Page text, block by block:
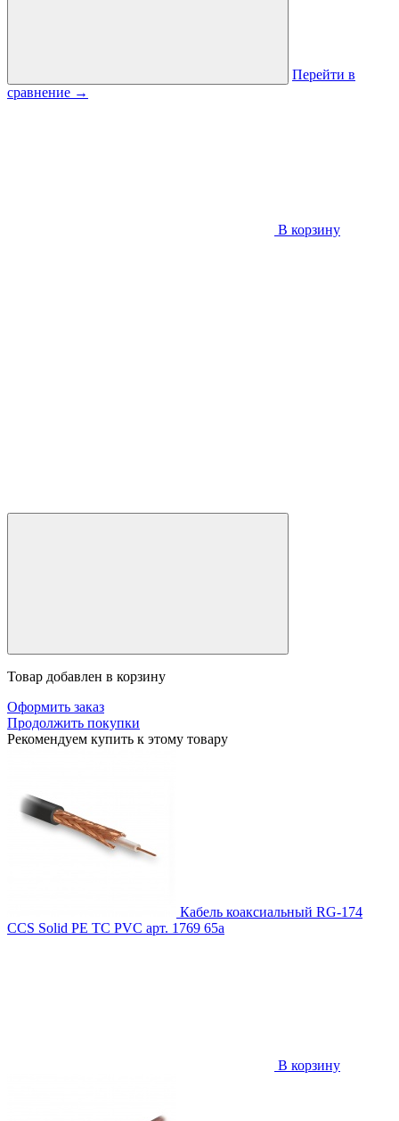
Перейти в
сравнение →
В корзину
Товар добавлен в корзину
Оформить заказ
Продолжить покупки
Рекомендуем купить к этому товару
Кабель коаксиальный RG-174
CCS Solid PE TC PVC арт. 1769 65a
В корзину